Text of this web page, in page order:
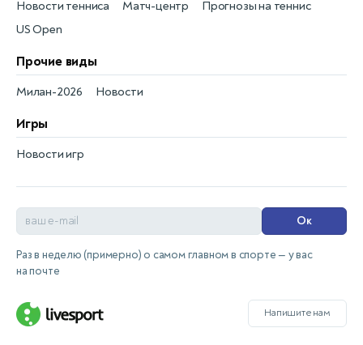
Новости тенниса
Матч-центр
Прогнозы на теннис
US Open
Прочие виды
Новости
Милан-2026
Игры
Новости игр
Ок
Раз в неделю (примерно) о самом главном в спорте — у вас
на почте
Напишите нам